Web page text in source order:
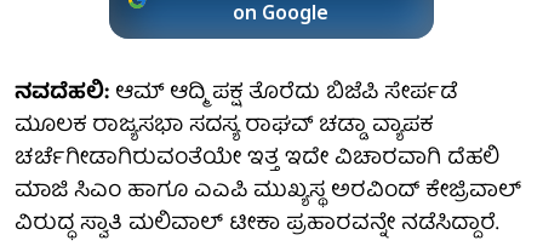
on Google
ನವದೆಹಲಿ:ಆಮ್ ಆದ್ಮಿ ಪಕ್ಷ ತೊರೆದು ಬಿಜೆಪಿ ಸೇರ್ಪಡೆ
ಮೂಲಕ ರಾಜ್ಯಸಭಾ ಸದಸ್ಯ ರಾಘವ್ ಚಡ್ಡಾ ವ್ಯಾಪಕ
ಚರ್ಚೆಗೀಡಾಗಿರುವಂತೆಯೇ ಇತ್ತ ಇದೇ ವಿಚಾರವಾಗಿ ದೆಹಲಿ
ಮಾಜಿ ಸಿಎಂ ಹಾಗೂ ಎಎಪಿ ಮುಖ್ಯಸ್ಥ ಅರವಿಂದ್ ಕೇಜ್ರಿವಾಲ್
ವಿರುದ್ಧ ಸ್ವಾತಿ ಮಲಿವಾಲ್ ಟೀಕಾ ಪ್ರಹಾರವನ್ನೇ ನಡೆಸಿದ್ದಾರೆ.